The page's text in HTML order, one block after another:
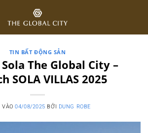
TIN BẤT ĐỘNG SẢN
The Global City –
SOLA VILLAS 2025
VÀO04/08/2025 BỞI DUNG ROBE